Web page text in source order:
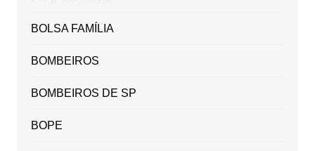
BOLSA FAMÍLIA
BOMBEIROS
BOMBEIROS DE SP
BOPE